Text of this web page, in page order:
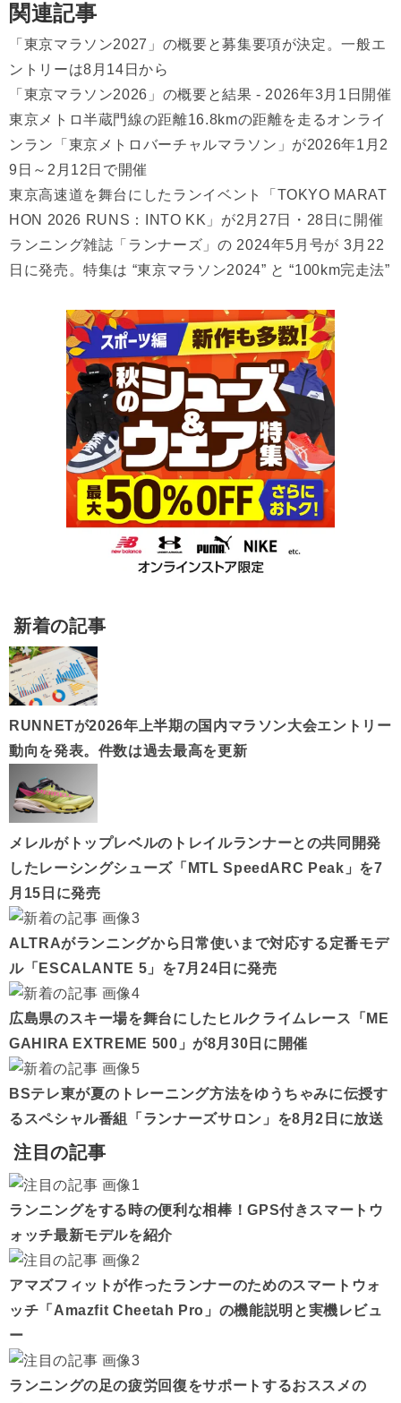
関連記事
「東京マラソン2027」の概要と募集要項が決定。一般エ
ントリーは8月14日から
「東京マラソン2026」の概要と結果 - 2026年3月1日開催
東京メトロ半蔵門線の距離16.8kmの距離を走るオンライ
ンラン「東京メトロバーチャルマラソン」が2026年1月2
9日～2月12日で開催
東京高速道を舞台にしたランイベント「TOKYO MARAT
HON 2026 RUNS：INTO KK」が2月27日・28日に開催
ランニング雑誌「ランナーズ」の 2024年5月号が 3月22
日に発売。特集は “東京マラソン2024” と “100km完走法”
新着の記事
RUNNETが2026年上半期の国内マラソン大会エントリー
動向を発表。件数は過去最高を更新
メレルがトップレベルのトレイルランナーとの共同開発
したレーシングシューズ「MTL SpeedARC Peak」を7
月15日に発売
ALTRAがランニングから日常使いまで対応する定番モデ
ル「ESCALANTE 5」を7月24日に発売
広島県のスキー場を舞台にしたヒルクライムレース「ME
GAHIRA EXTREME 500」が8月30日に開催
BSテレ東が夏のトレーニング方法をゆうちゃみに伝授す
るスペシャル番組「ランナーズサロン」を8月2日に放送
注目の記事
ランニングをする時の便利な相棒！GPS付きスマートウ
ォッチ最新モデルを紹介
アマズフィットが作ったランナーのためのスマートウォ
ッチ「Amazfit Cheetah Pro」の機能説明と実機レビュ
ー
ランニングの足の疲労回復をサポートするおススメの